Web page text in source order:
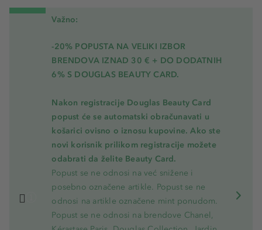
Važno:
-20% POPUSTA NA VELIKI IZBOR
BRENDOVA IZNAD 30 € + DO DODATNIH
6% S DOUGLAS BEAUTY CARD.
Nakon registracije Douglas Beauty Card
popust će se automatski obračunavati u
košarici ovisno o iznosu kupovine. Ako ste
novi korisnik prilikom registracije možete
odabrati da želite Beauty Card.
Popust se ne odnosi na već snižene i
posebno označene artikle. Popust se ne
odnosi na artikle označene mint ponudom.
Popust se ne odnosi na brendove Chanel,